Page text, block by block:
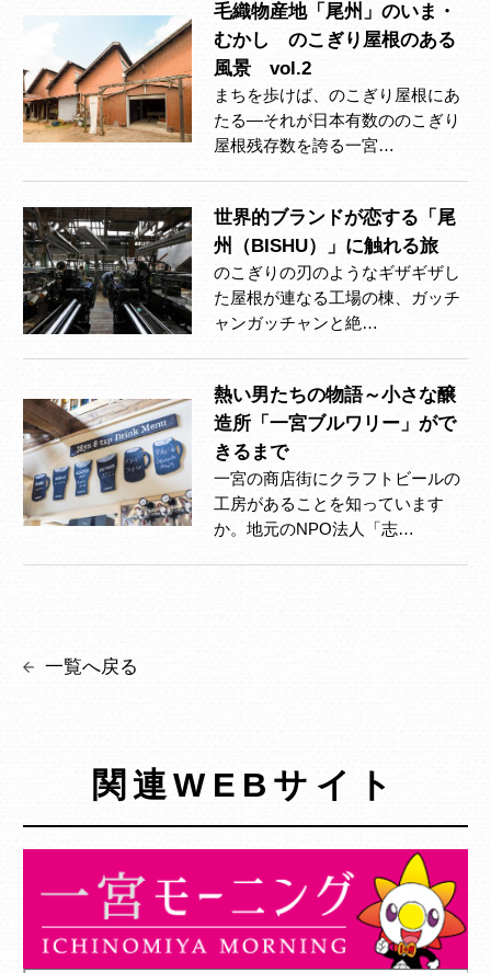
毛織物産地「尾州」のいま・
むかし のこぎり屋根のある
風景 vol.2
まちを歩けば、のこぎり屋根にあ
たる―それが日本有数ののこぎり
屋根残存数を誇る一宮…
世界的ブランドが恋する「尾
州（BISHU）」に触れる旅
のこぎりの刃のようなギザギザし
た屋根が連なる工場の棟、ガッチ
ャンガッチャンと絶…
熱い男たちの物語～小さな醸
造所「一宮ブルワリー」がで
きるまで
一宮の商店街にクラフトビールの
工房があることを知っています
か。地元のNPO法人「志…
一覧へ戻る
関連WEBサイト